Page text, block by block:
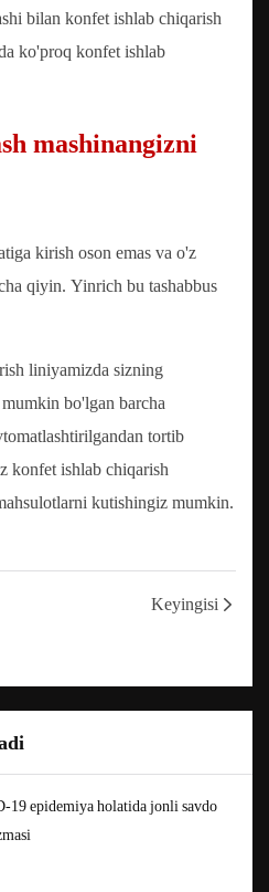
bilan konfet ishlab chiqarish
ko'proq konfet ishlab
mashinangizni
kirish oson emas va o'z
qiyin. Yinrich bu tashabbus
liniyamizda sizning
bo'lgan barcha
tortib
konfet ishlab chiqarish
kutishingiz mumkin.
Keyingisi
19 epidemiya holatida jonli savdo